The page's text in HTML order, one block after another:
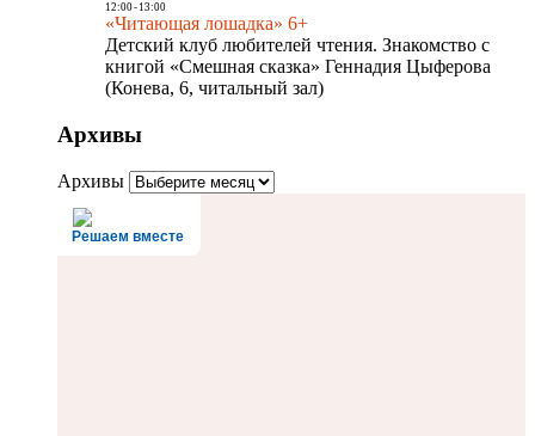
12:00- 13:00
«Читающая лошадка» 6+
Детский клуб любителей чтения. Знакомство с
книгой «Смешная сказка» Геннадия Цыферова
(Конева, 6, читальный зал)
Архивы
Архивы
Решаем вместе